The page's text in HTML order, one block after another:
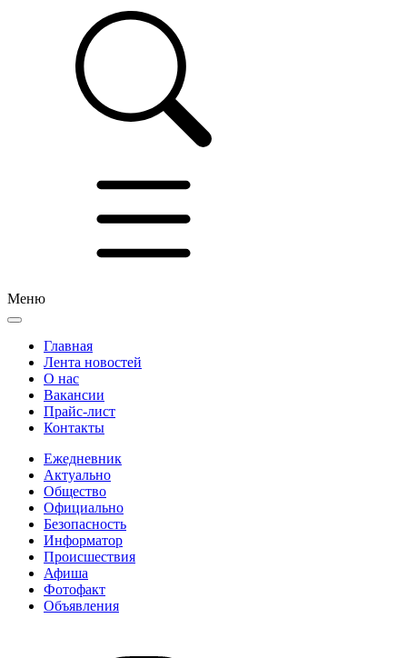
Меню
Главная
Лента новостей
О нас
Вакансии
Прайс-лист
Контакты
Ежедневник
Актуально
Общество
Официально
Безопасность
Информатор
Происшествия
Афиша
Фотофакт
Объявления